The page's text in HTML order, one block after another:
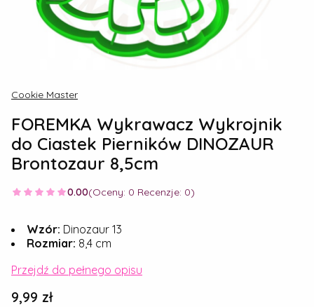
Cookie Master
FOREMKA Wykrawacz Wykrojnik
do Ciastek Pierników DINOZAUR
Brontozaur 8,5cm
0.00(Oceny: 0 Recenzje: 0)
Wzór: Dinozaur 13
Rozmiar: 8,4 cm
Przejdź do pełnego opisu
Cena
9,99 zł